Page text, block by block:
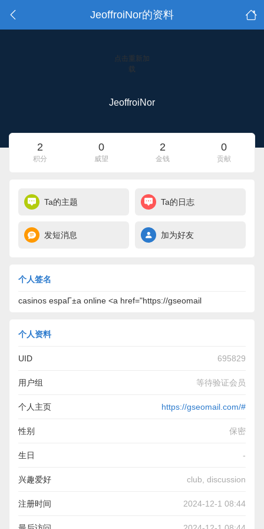
JeoffroiNor的资料
点击重新加
载
JeoffroiNor
2
积分
0
威望
2
金钱
0
贡献
Ta的主题 Ta的日志
发短消息 加为好友
个人签名
casinos espaГ±a online <a href="https://gseomail
个人资料
UID 695829
用户组 等待验证会员
个人主页 https://gseomail.com/#
性别 保密
生日 -
兴趣爱好 club, discussion
注册时间 2024-12-1 08:44